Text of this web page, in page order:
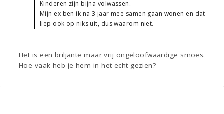
Kinderen zijn bijna volwassen.
Mijn ex ben ik na 3 jaar mee samen gaan wonen en dat
liep ook op niks uit, dus waarom niet.
Het is een briljante maar vrij ongeloofwaardige smoes.
Hoe vaak heb je hem in het echt gezien?